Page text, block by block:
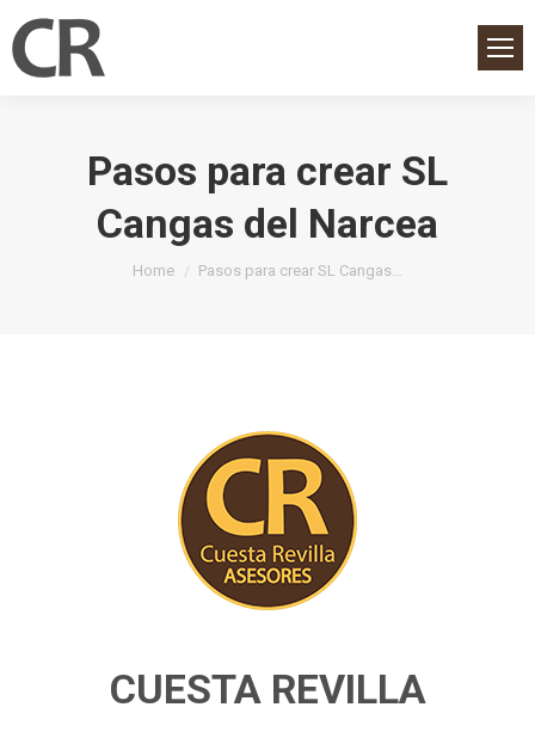
Pasos para crear SL
Cangas del Narcea
You are here:
Home Pasos para crear SL Cangas…
CUESTA REVILLA